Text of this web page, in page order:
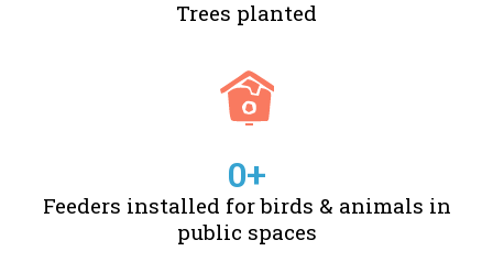
Trees planted
Feeders installed for birds & animals in
public spaces
0+